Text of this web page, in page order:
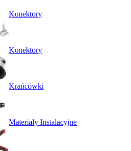
Konektory
Konektory
Krańcówki
Materiały Instalacyjne